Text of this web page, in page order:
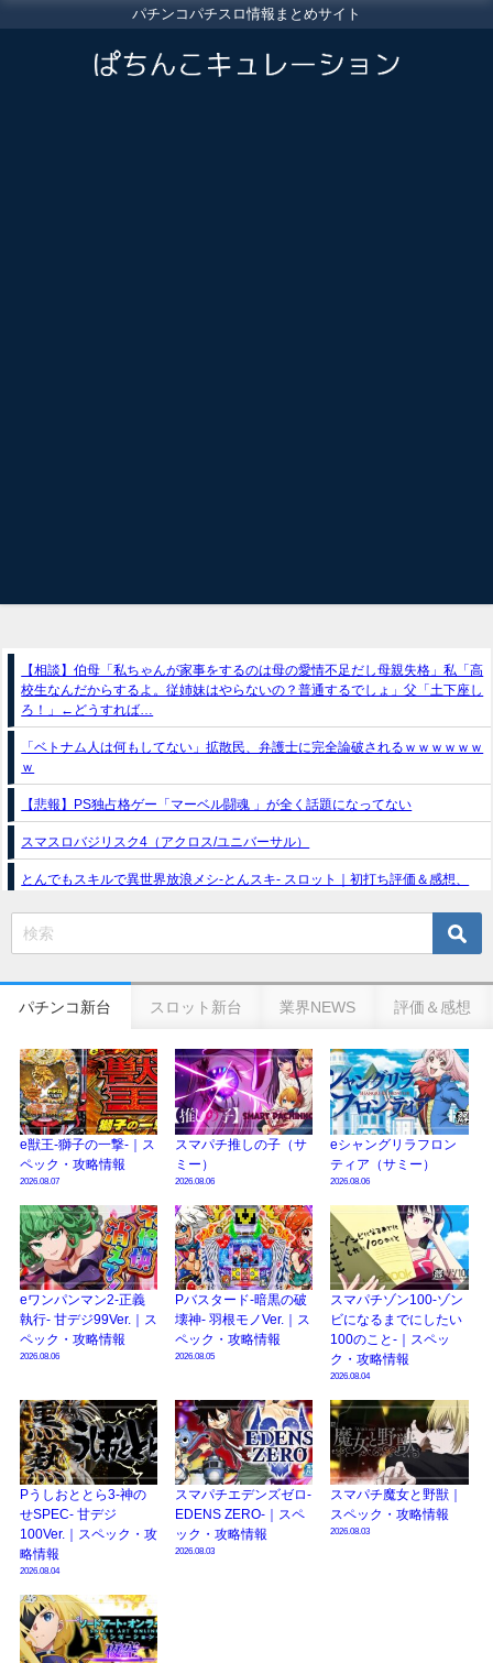
パチンコパチスロ情報まとめサイト
【相談】伯母「私ちゃんが家事をするのは母の愛情不足だし母親失格」私「高
校生なんだからするよ。従姉妹はやらないの？普通するでしょ」父「土下座し
ろ！」←どうすれば…
「ベトナム人は何もしてない」拡散民、弁護士に完全論破されるｗｗｗｗｗｗ
ｗ
【悲報】PS独占格ゲー「マーベル闘魂 」が全く話題になってない
スマスロバジリスク4（アクロス/ユニバーサル）
とんでもスキルで異世界放浪メシ-とんスキ- スロット｜初打ち評価＆感想、
e獣王-獅子の一撃-｜スペック・攻略情報
の幸せ空間、好感触のフェアスタート、原作愛溢れる演出に感動 etc…
日遊協、ファン調査2025を発表｜使用金額中央値「1万円-3万円/1回」「遊技
歴20年以上が50％以上」等々…
【2025年】エイプリルフール話題（ネタ）まとめ｜ぱちんこパチスロ関連【4
月1日】
パチンコ新台 スロット新台 業界NEWS 評価＆感想
e獣王-獅子の一撃-｜ス
ペック・攻略情報
2026.08.07
スマパチ推しの子（サ
ミー）
2026.08.06
eシャングリラフロン
ティア（サミー）
2026.08.06
eワンパンマン2-正義
執行- 甘デジ99Ver.｜ス
ペック・攻略情報
2026.08.06
Pバスタード-暗黒の破
壊神- 羽根モノVer.｜ス
ペック・攻略情報
2026.08.05
スマパチゾン100-ゾン
ビになるまでにしたい
100のこと-｜スペッ
ク・攻略情報
2026.08.04
Pうしおととら3-神の
せSPEC- 甘デジ
100Ver.｜スペック・攻
略情報
2026.08.04
スマパチエデンズゼロ-
EDENS ZERO-｜スペ
ック・攻略情報
2026.08.03
スマパチ魔女と野獣｜
スペック・攻略情報
2026.08.03